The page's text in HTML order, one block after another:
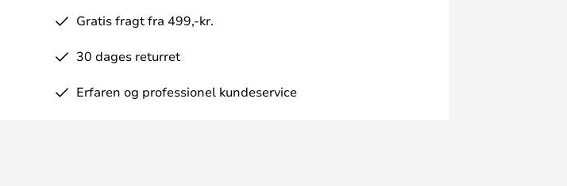
Gratis fragt fra 499,-kr.
30 dages returret
Erfaren og professionel kundeservice